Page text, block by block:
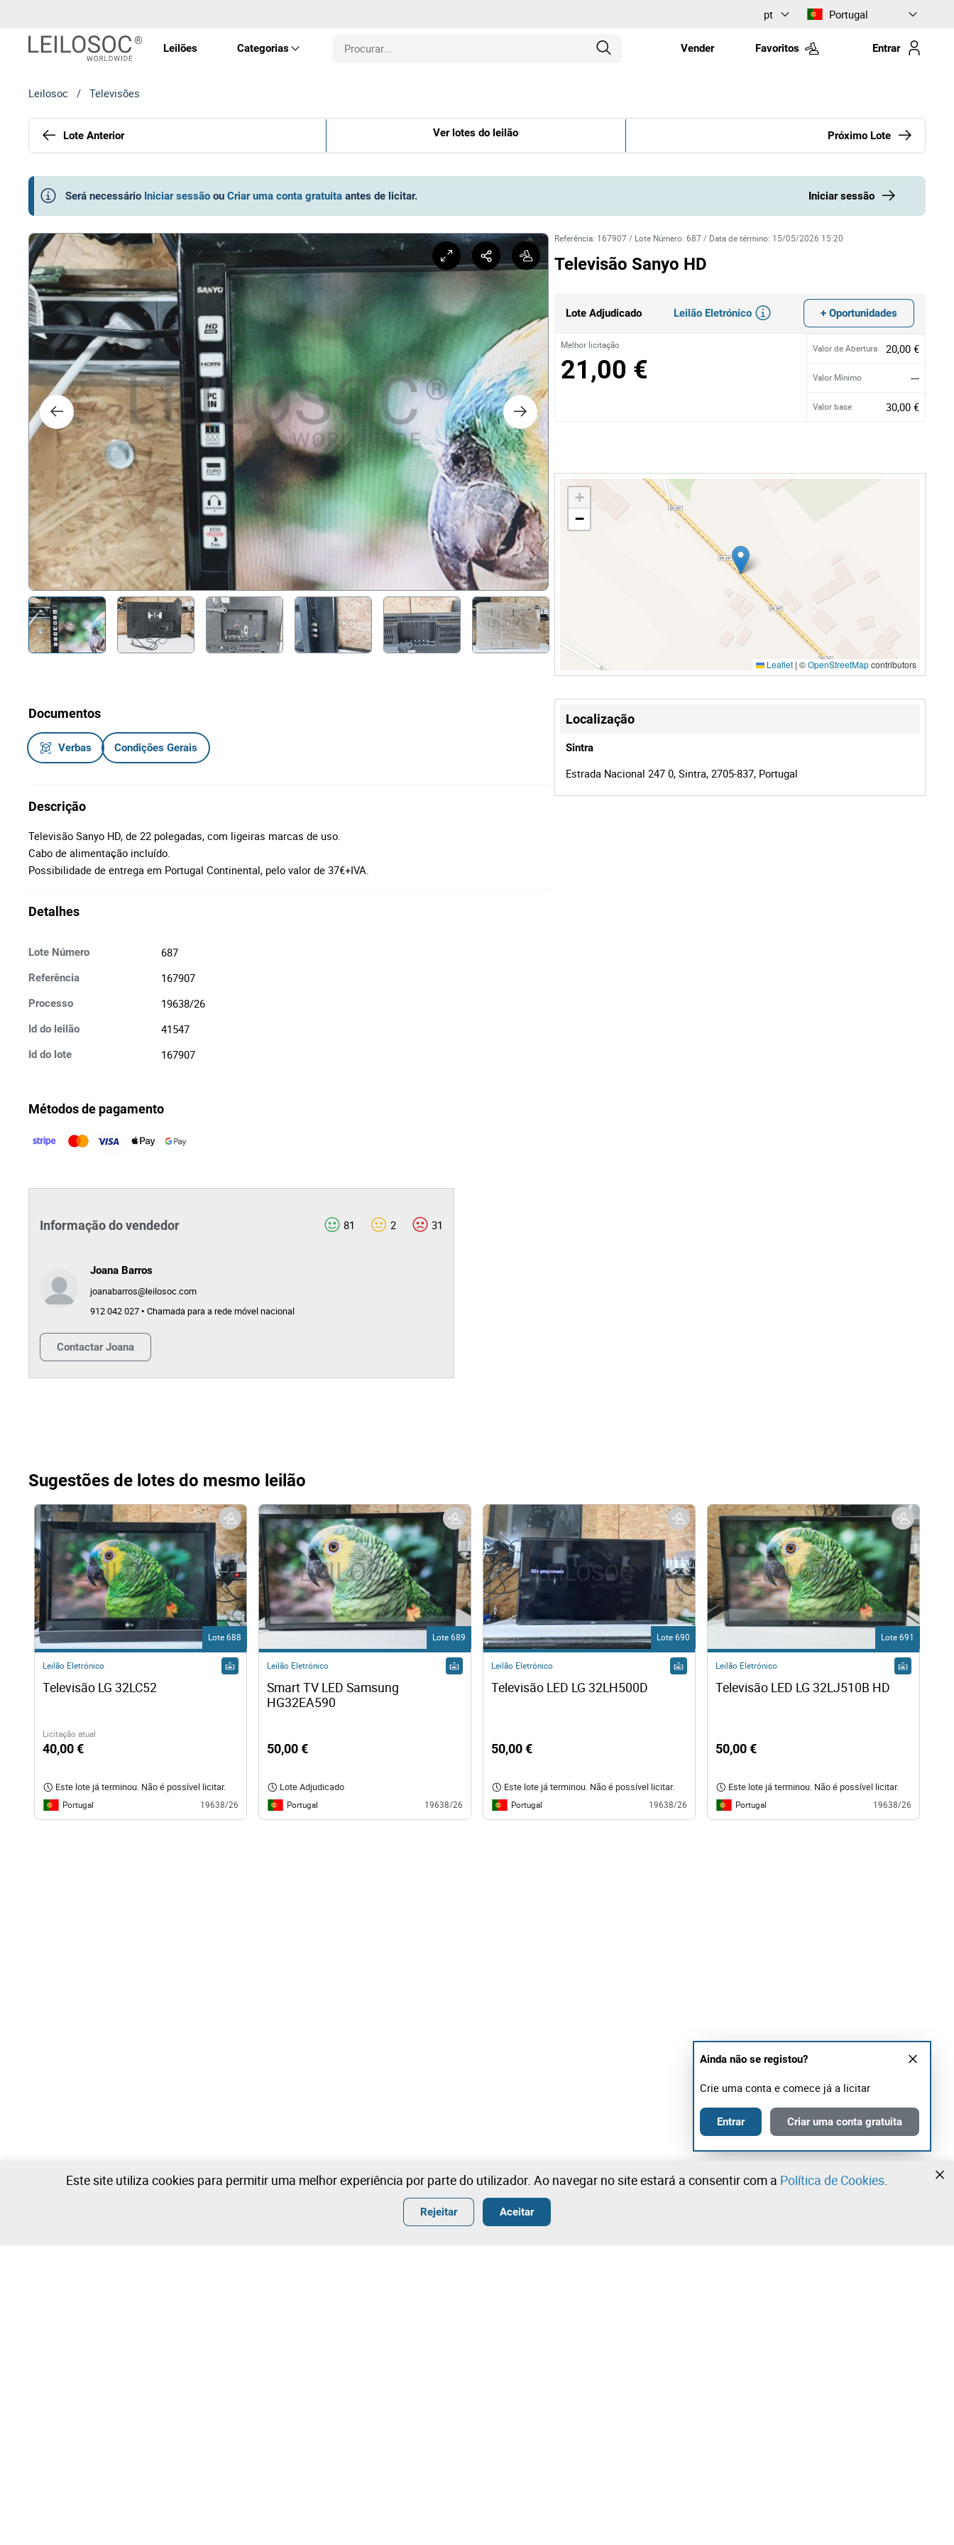
pt Portugal
Leilões Categorias
Maquinaria
Arte e Colecionáveis
Direitos
Tecnologia
Mobiliário e Decoração
Náutica
Vender Favoritos Entrar
Leilosoc / Televisões
Lote Anterior Ver lotes do leilão Próximo Lote
Será necessário Iniciar sessão ou Criar uma conta gratuita antes de licitar. Iniciar sessão
Documentos
Verbas Condições Gerais
Descrição
Televisão Sanyo HD, de 22 polegadas, com ligeiras marcas de uso.
Cabo de alimentação incluído.
Possibilidade de entrega em Portugal Continental, pelo valor de 37€+IVA.
Detalhes
Lote Número 687
Referência 167907
Processo 19638/26
Id do leilão 41547
Id do lote 167907
Referência: 167907 / Lote Número:687 / Data de término: 15/05/2026 15:20
Televisão Sanyo HD
Lote Adjudicado Leilão Eletrónico + Oportunidades
Melhor licitação
21,00 €
Valor de Abertura 20,00 €
Valor Mínimo ---
Valor base 30,00 €
+
−
Leaflet | ©OpenStreetMapcontributors
Localização
Sintra
Estrada Nacional 247 0, Sintra, 2705-837, Portugal
Métodos de pagamento
Informação do vendedor 81 2 31
Joana Barros
joanabarros@leilosoc.com
912 042 027 • Chamada para a rede móvel nacional
Contactar Joana
Sugestões de lotes do mesmo leilão
Lote 688
Leilão Eletrónico
Televisão LG 32LC52
Licitação atual
40,00 €
Este lote já terminou. Não é possível licitar.
Portugal 19638/26
Lote 689
Leilão Eletrónico
Smart TV LED Samsung
HG32EA590
50,00 €
Lote Adjudicado
Portugal 19638/26
Lote 690
Leilão Eletrónico
Televisão LED LG 32LH500D
50,00 €
Este lote já terminou. Não é possível licitar.
Portugal 19638/26
Lote 691
Leilão Eletrónico
Televisão LED LG 32LJ510B HD
50,00 €
Este lote já terminou. Não é possível licitar.
Portugal 19638/26
Ainda não se registou?
Crie uma conta e comece já a licitar
Entrar Criar uma conta gratuita
Este site utiliza cookies para permitir uma melhor experiência por parte do utilizador. Ao navegar no site estará a consentir com a Política de Cookies.
Rejeitar Aceitar